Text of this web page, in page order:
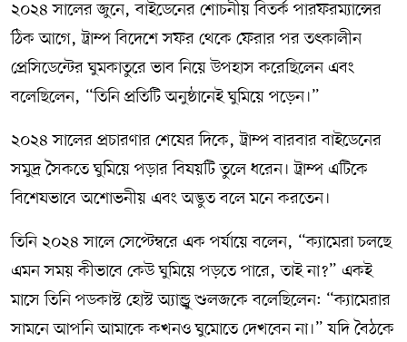
২০২৪ সালের জুনে, বাইডেনের শোচনীয় বিতর্ক পারফরম্যান্সের
ঠিক আগে, ট্রাম্প বিদেশে সফর থেকে ফেরার পর তৎকালীন
প্রেসিডেন্টের ঘুমকাতুরে ভাব নিয়ে উপহাস করেছিলেন এবং
বলেছিলেন, “তিনি প্রতিটি অনুষ্ঠানেই ঘুমিয়ে পড়েন।”
২০২৪ সালের প্রচারণার শেষের দিকে, ট্রাম্প বারবার বাইডেনের
সমুদ্র সৈকতে ঘুমিয়ে পড়ার বিষয়টি তুলে ধরেন। ট্রাম্প এটিকে
বিশেষভাবে অশোভনীয় এবং অদ্ভুত বলে মনে করতেন।
তিনি ২০২৪ সালে সেপ্টেম্বরে এক পর্যায়ে বলেন, “ক্যামেরা চলছে
এমন সময় কীভাবে কেউ ঘুমিয়ে পড়তে পারে, তাই না?” একই
মাসে তিনি পডকাস্ট হোস্ট অ্যান্ড্রু শুলজকে বলেছিলেন: “ক্যামেরার
সামনে আপনি আমাকে কখনও ঘুমোতে দেখবেন না।” যদি বৈঠকে